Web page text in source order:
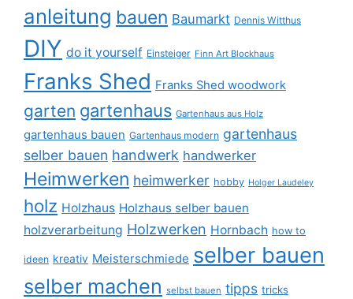
anleitung bauen Baumarkt Dennis Witthus
DIY do it yourself Einsteiger Finn Art Blockhaus
Franks Shed Franks Shed woodwork
garten gartenhaus Gartenhaus aus Holz
gartenhaus bauen Gartenhaus modern gartenhaus
selber bauen handwerk handwerker
Heimwerken heimwerker hobby Holger Laudeley
holz Holzhaus Holzhaus selber bauen
holzverarbeitung Holzwerken Hornbach how to
ideen kreativ Meisterschmiede selber bauen
selber machen selbst bauen tipps tricks